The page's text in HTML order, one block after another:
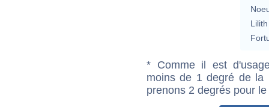
Lilith
* Comme il est
moins de 1 degré de la
prenons 2 degrés pour